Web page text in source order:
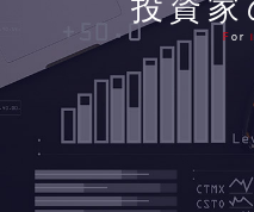
戸建分譲
不動産事業
投資
For i